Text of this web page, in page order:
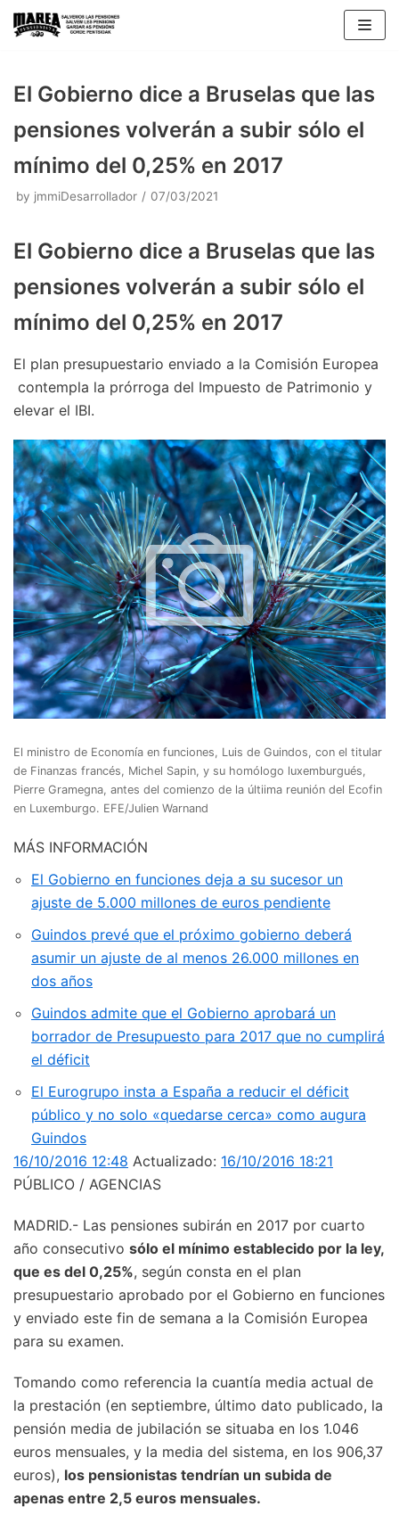
Skip
El Gobierno dice a Bruselas que las
pensiones volverán a subir sólo el
mínimo del 0,25% en 2017
by jmmiDesarrollador 07/03/2021
El Gobierno dice a Bruselas que las
pensiones volverán a subir sólo el
mínimo del 0,25% en 2017
El plan presupuestario enviado a la Comisión Europea
contempla la prórroga del Impuesto de Patrimonio y
elevar el IBI.
El ministro de Economía en funciones, Luis de Guindos, con el titular
de Finanzas francés, Michel Sapin, y su homólogo luxemburgués,
Pierre Gramegna, antes del comienzo de la últiima reunión del Ecofin
en Luxemburgo. EFE/Julien Warnand
MÁS INFORMACIÓN
El Gobierno en funciones deja a su sucesor un
ajuste de 5.000 millones de euros pendiente
Guindos prevé que el próximo gobierno deberá
asumir un ajuste de al menos 26.000 millones en
dos años
Guindos admite que el Gobierno aprobará un
borrador de Presupuesto para 2017 que no cumplirá
el déficit
El Eurogrupo insta a España a reducir el déficit
público y no solo «quedarse cerca» como augura
Guindos
16/10/2016 12:48 Actualizado: 16/10/2016 18:21
PÚBLICO / AGENCIAS
MADRID.- Las pensiones subirán en 2017 por cuarto
año consecutivo sólo el mínimo establecido por la ley,
que es del 0,25%, según consta en el plan
presupuestario aprobado por el Gobierno en funciones
y enviado este fin de semana a la Comisión Europea
para su examen.
Tomando como referencia la cuantía media actual de
la prestación (en septiembre, último dato publicado, la
pensión media de jubilación se situaba en los 1.046
euros mensuales, y la media del sistema, en los 906,37
euros), los pensionistas tendrían un subida de
apenas entre 2,5 euros mensuales.